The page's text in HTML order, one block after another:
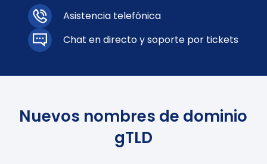
Asistencia telefónica
Chat en directo y soporte por tickets
Nuevos nombres de dominio
gTLD